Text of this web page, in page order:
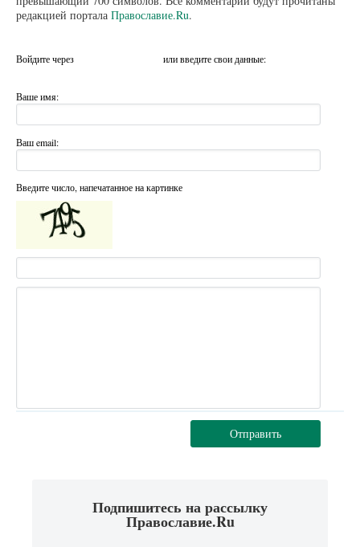
редакцией портала Православие.Ru.
Войдите через или введите свои данные:
Ваше имя:
Ваш email:
Введите число, напечатанное на картинке
Отправить
Подпишитесь на рассылку
Православие.Ru